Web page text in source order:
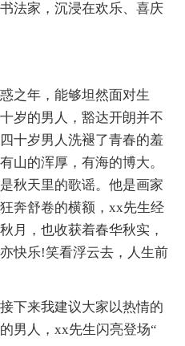
法家，沉浸在欢乐、喜庆
之年，能够坦然面对生
岁的男人，豁达开朗并不
十岁男人洗褪了青春的羞
山的浑厚，有海的博大。
秋天里的歌谣。他是画家
奔舒卷的横额，xx先生经
月，也收获着春华秋实，
快乐!笑看浮云去，人生前
下来我建议大家以热情的
男人，xx先生闪亮登场“